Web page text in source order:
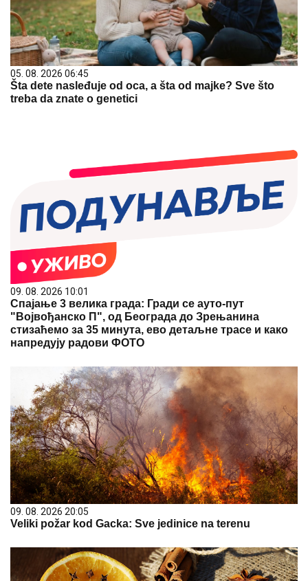
05. 08. 2026 06:45
Šta dete nasleđuje od oca, a šta od majke? Sve što
treba da znate o genetici
09. 08. 2026 10:01
Спајање 3 велика града: Гради се ауто-пут
"Војвођанско П", од Београда до Зрењанина
стизаћемо за 35 минута, ево детаљне трасе и како
напредују радови ФОТО
09. 08. 2026 20:05
Veliki požar kod Gacka: Sve jedinice na terenu